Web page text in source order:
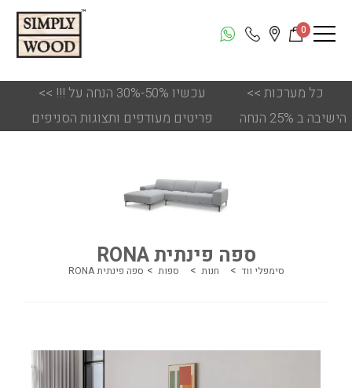
0
<< !!! עכשיו 50%-30% הנחה על
פריטים מעודפים ותצוגות הסניפים
<< כל מערכות
הישיבה ב 25% הנחה
ספה פינתית RONA
סימפלי ווד חנות ספות ספה פינתית RONA